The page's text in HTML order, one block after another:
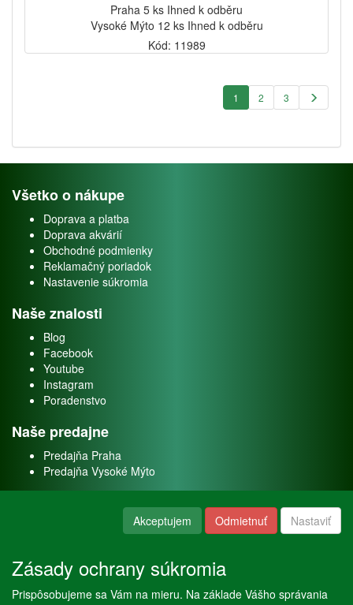
Praha 5 ks Ihned k odběru
Vysoké Mýto 12 ks Ihned k odběru
Kód: 11989
1 2 3
Všetko o nákupe
Doprava a platba
Doprava akvárií
Obchodné podmienky
Reklamačný poriadok
Nastavenie súkromia
Naše znalosti
Blog
Facebook
Youtube
Instagram
Poradenstvo
Naše predajne
Predajňa Praha
Predajňa Vysoké Mýto
Naše služby
Servis
Akceptujem Odmietnuť Nastaviť
Zásady ochrany súkromia
Prispôsobujeme sa Vám na mieru. Na základe Vášho správania